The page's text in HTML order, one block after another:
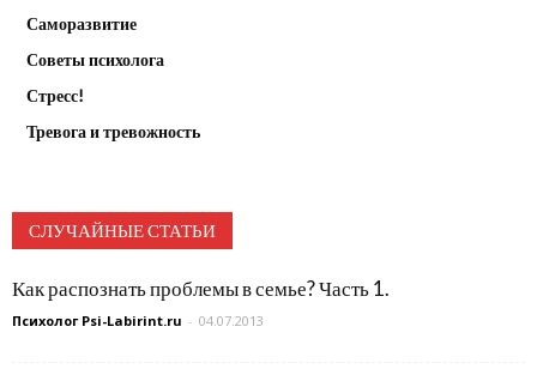
Саморазвитие
Советы психолога
Стресс!
Тревога и тревожность
СЛУЧАЙНЫЕ СТАТЬИ
Как распознать проблемы в семье? Часть 1.
Психолог Psi-Labirint.ru - 04.07.2013